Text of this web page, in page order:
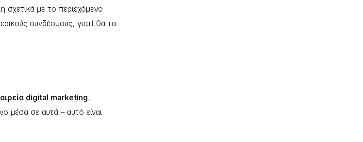
σχετικά με το περιεχόμενο
συνδέσμους, γιατί θα τα
digital marketing.
μέσα σε αυτά – αυτό είναι